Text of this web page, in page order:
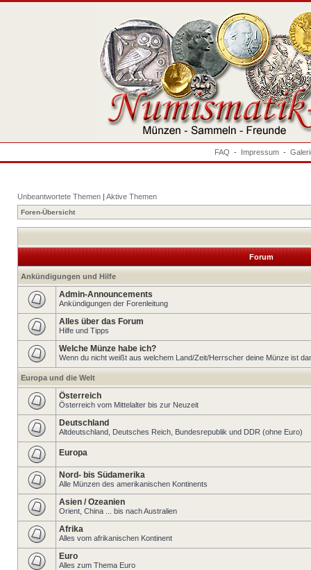
FAQ - Impressum -
Unbeantwortete Themen | Aktive Themen
Foren-Übersicht
Forum
Ankündigungen und Hilfe
Admin-Announcements
Ankündigungen der Forenleitung
Alles über das Forum
Hilfe und Tipps
Welche Münze habe ich?
Wenn du nicht weißt aus welchem Land/Zeit/Herrscher deine Münze ist
Europa und die Welt
Österreich
Österreich vom Mittelalter bis zur Neuzeit
Deutschland
Altdeutschland, Deutsches Reich, Bundesrepublik und DDR (ohne Euro)
Europa
Nord- bis Südamerika
Alle Münzen des amerikanischen Kontinents
Asien / Ozeanien
Orient, China ... bis nach Australien
Afrika
Alles vom afrikanischen Kontinent
Euro
Alles zum Thema Euro